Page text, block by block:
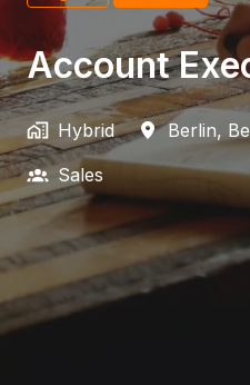
Account
Hybrid Berlin,
Sales